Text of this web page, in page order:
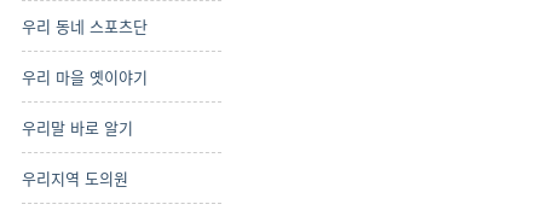
우리 동네 스포츠단
우리 마을 옛이야기
우리말 바로 알기
우리지역 도의원